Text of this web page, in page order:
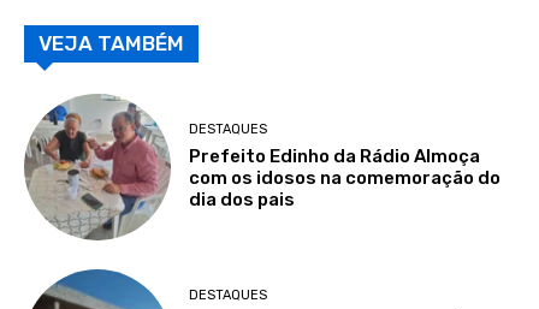
VEJA TAMBÉM
DESTAQUES
Prefeito Edinho da Rádio Almoça
com os idosos na comemoração do
dia dos pais
DESTAQUES